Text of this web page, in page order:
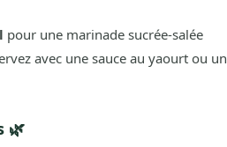
pour une marinade sucrée-salée
avec une sauce au yaourt ou un
🌿